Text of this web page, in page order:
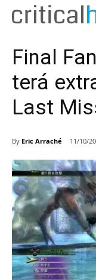
Final
terá
Last
By Eric Arraché 11/10/